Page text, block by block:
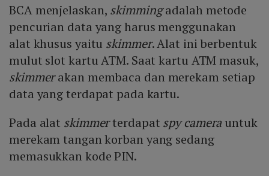
BCA menjelaskan, skimmingadalah metode
pencurian data yang harus menggunakan
alat khusus yaitu skimmer. Alat ini berbentuk
mulut slot kartu ATM. Saat kartu ATM masuk,
skimmerakan membaca dan merekam setiap
data yang terdapat pada kartu.
Pada alat skimmerterdapat spy camera untuk
merekam tangan korban yang sedang
memasukkan kode PIN.